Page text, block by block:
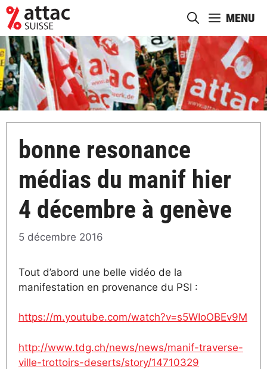
Aller
au
contenu
MENU
bonne resonance
médias du manif hier
4 décembre à genève
5 décembre 2016
Tout d’abord une belle vidéo de la
manifestation en provenance du PSI :
https://m.youtube.com/watch?v=s5WIoOBEv9M
http://www.tdg.ch/news/news/manif-traverse-
ville-trottoirs-deserts/story/14710329